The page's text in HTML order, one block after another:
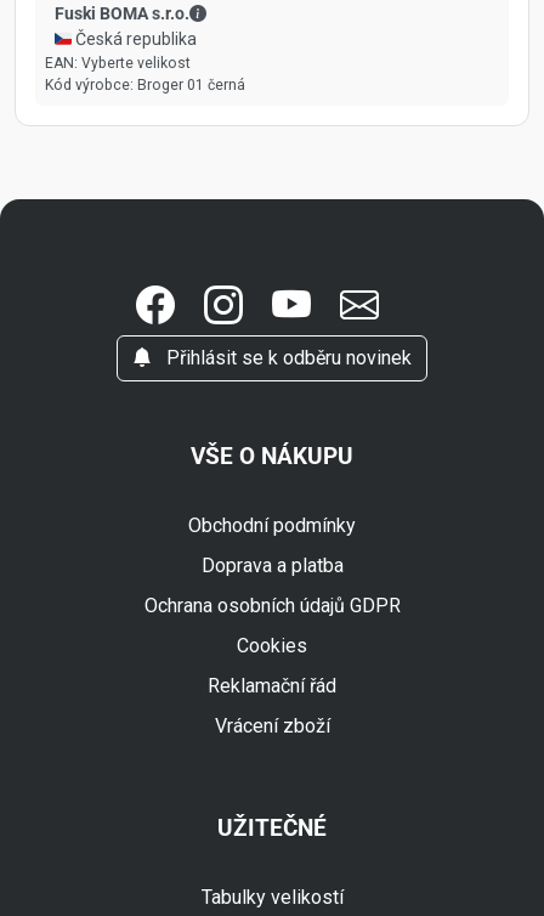
Fuski BOMA s.r.o.
Fuski BOMA s.r.o. - Kontaktní údaje
🇨🇿 Česká republika
EAN: Vyberte velikost
Kód výrobce: Broger 01 černá
Přihlásit se k odběru novinek
VŠE O NÁKUPU
Obchodní podmínky
Doprava a platba
Ochrana osobních údajů GDPR
Cookies
Reklamační řád
Vrácení zboží
UŽITEČNÉ
Tabulky velikostí